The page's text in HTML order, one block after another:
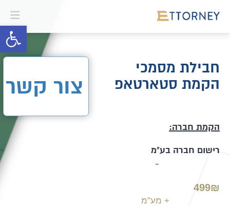
פתח
חבילת מסמכי
הקמת סטארטאפ
הקמת חברה:
רישום חברה בע"מ
-
499₪
+ מע"מ
צור קשר